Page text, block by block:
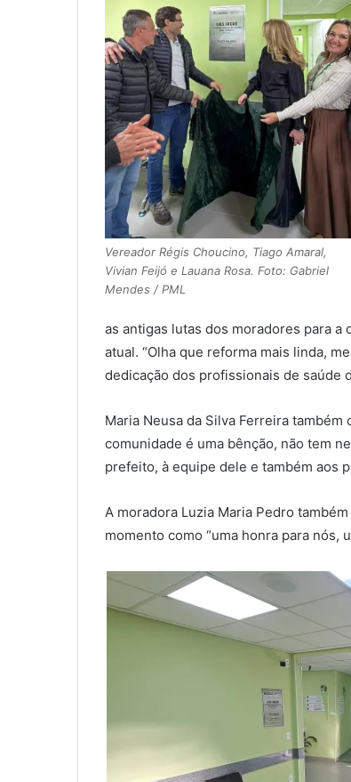
Vereador Régis Choucino, Tiago Amaral,
Vivian Feijó e Lauana Rosa. Foto: Gabriel
Mendes / PML
as antigas lutas dos moradores para
atual. “Olha que reforma mais linda,
dedicação dos profissionais de saúde
Maria Neusa da Silva Ferreira
comunidade é uma bênção, não tem
prefeito, à equipe dele e também aos
A moradora Luzia Maria Pedro
momento como “uma honra para nós,